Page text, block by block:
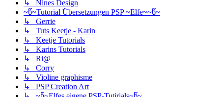
↳ Nines Design
~წ~Tutorial Übersetzungen PSP ~Elfe~~წ~
↳ Gerrie
↳ Tuts Keetje - Karin
↳ Keetje Tutorials
↳ Karins Tutorials
↳ Ri@
↳ Corry
↳ Violine graphisme
↳ PSP Creation Art